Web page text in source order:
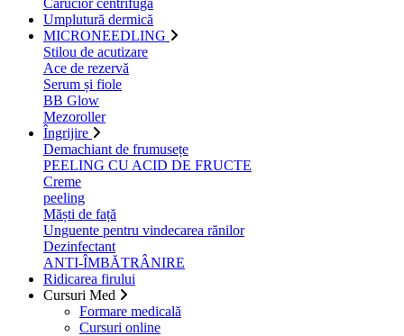
Cărucior centrifugă
Umplutură dermică
MICRONEEDLING
Stilou de acutizare
Ace de rezervă
Serum și fiole
BB Glow
Mezoroller
Îngrijire
Demachiant de frumusețe
PEELING CU ACID DE FRUCTE
Creme
peeling
Măști de față
Unguente pentru vindecarea rănilor
Dezinfectant
ANTI-ÎMBĂTRÂNIRE
Ridicarea firului
Cursuri Med
Formare medicală
Cursuri online